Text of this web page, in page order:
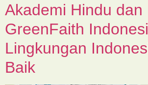
Akademi Hindu dan
GreenFaith
Lingkungan
Baik